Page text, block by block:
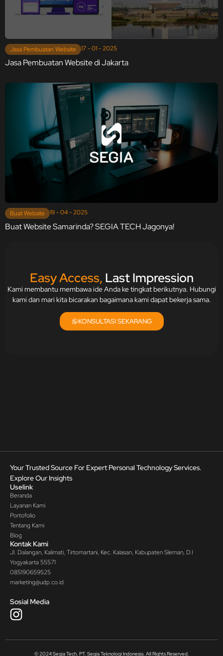
Jasa Pembuatan Website 17 - 01 - 2025
Jasa Pembuatan Website di Jakarta
Buat Website 19 - 04 - 2025
Buat Website Samarinda? SEGIA TECH Jagonya!
Easy Access, Last Impression
Kami membantu membawa ide Anda ke tingkat berikutnya. Hubungi
kami dan mari kita bicarakan bagaimana kami dapat bekerja sama.
KONSULTASI SEKARANG
Your Trusted Source For Expert Personal Technology Services.
Explore Our Insights
Uselink
Beranda
Layanan Kami
Portofolio
Tentang Kami
Blog
Kontak Kami
Jl. Dalangan, Kalimati, Tirtomartani, Kec. Kalasan, Kabupaten Sleman, D.I
Yogyakarta 55571
085190659525
marketing@udp.co.id
Sosial Media
© 2024 Segia Tech, PT. Segia Teknologi Indonesia. All Rights Reserved.